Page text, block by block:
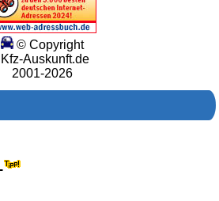
© Copyright
Kfz-Auskunft.de
2001-2026